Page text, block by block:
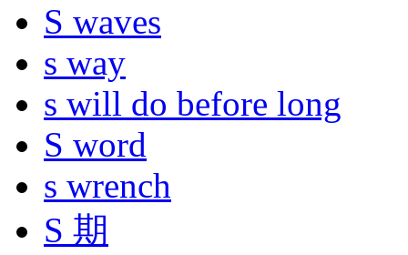
S waves
s way
s will do before long
S word
s wrench
S 期